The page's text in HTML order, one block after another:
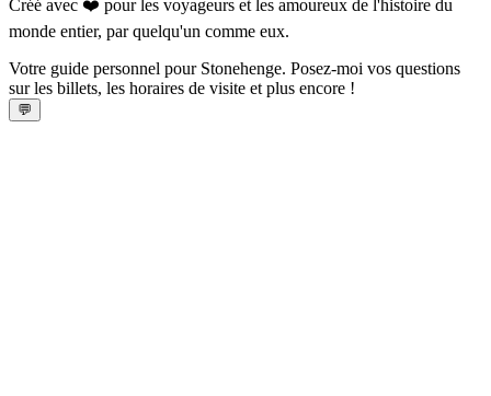
Créé avec ❤️ pour les voyageurs et les amoureux de l'histoire du
monde entier, par quelqu'un comme eux.
Votre guide personnel pour Stonehenge. Posez-moi vos questions
sur les billets, les horaires de visite et plus encore !
💬